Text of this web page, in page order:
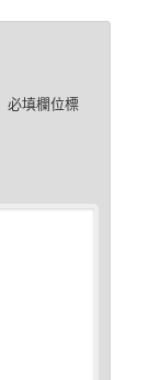
必填欄位標